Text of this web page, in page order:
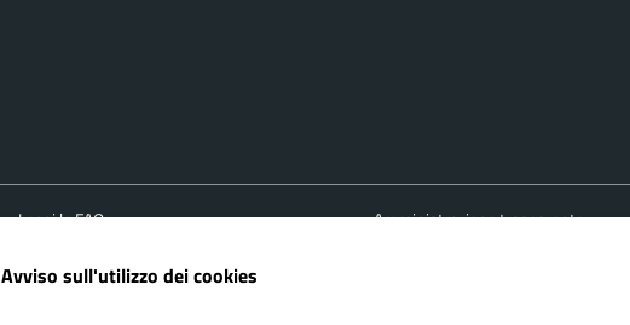
Leggi le FAQ
Segnalazione disservizio
Amministrazione trasparente
Avviso sull'utilizzo dei cookies